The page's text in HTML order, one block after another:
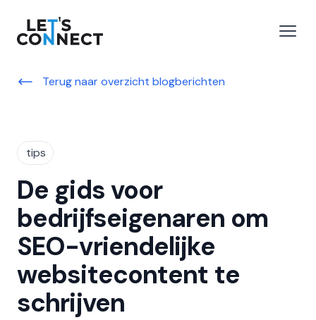
Let's Connect
Terug naar overzicht blogberichten
tips
De gids voor
bedrijfseigenaren om
SEO-vriendelijke
websitecontent te
schrijven